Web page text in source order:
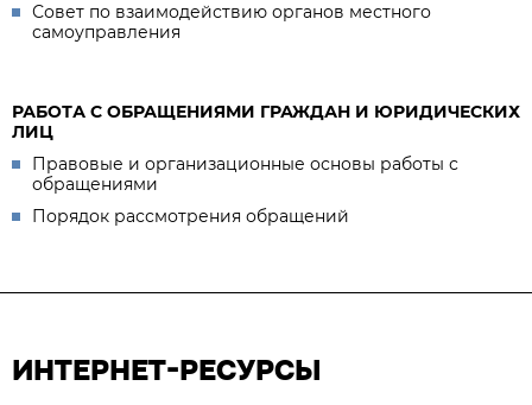
Совет по взаимодействию органов местного
самоуправления
РАБОТА С ОБРАЩЕНИЯМИ ГРАЖДАН И ЮРИДИЧЕСКИХ
ЛИЦ
Правовые и организационные основы работы с
обращениями
Порядок рассмотрения обращений
ИНТЕРНЕТ-РЕСУРСЫ